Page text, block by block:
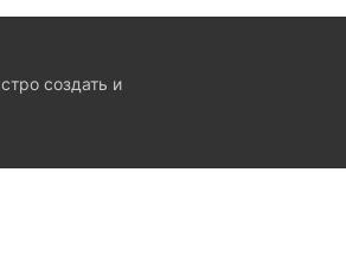
создать и